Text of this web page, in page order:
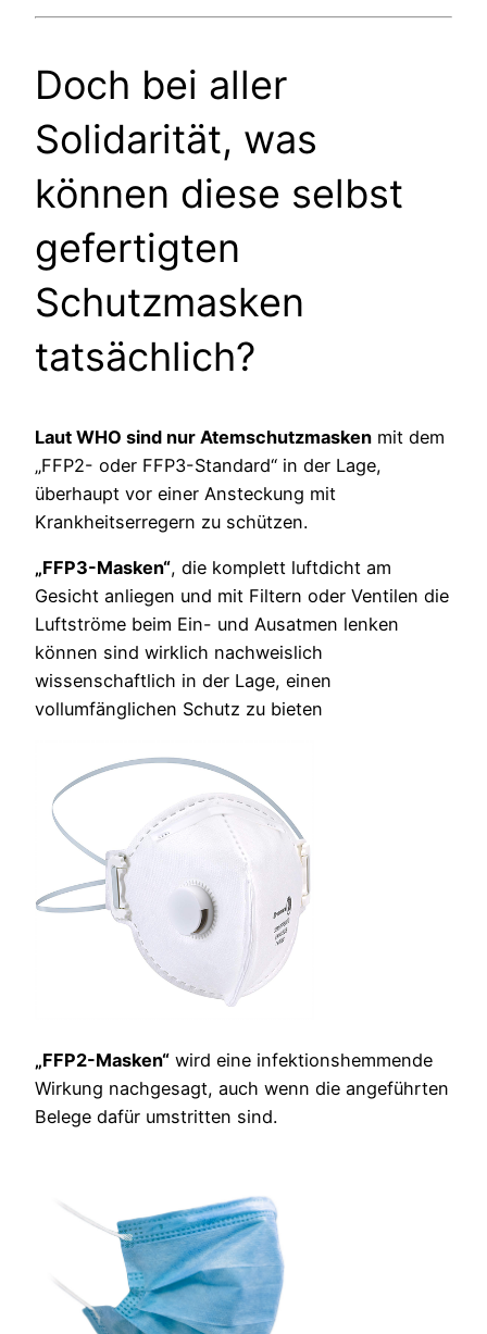
Doch bei aller
Solidarität, was
können diese selbst
gefertigten
Schutzmasken
tatsächlich?
Laut WHO sind nur Atemschutzmasken mit dem
„FFP2- oder FFP3-Standard“ in der Lage,
überhaupt vor einer Ansteckung mit
Krankheitserregern zu schützen.
„FFP3-Masken“, die komplett luftdicht am
Gesicht anliegen und mit Filtern oder Ventilen die
Luftströme beim Ein- und Ausatmen lenken
können sind wirklich nachweislich
wissenschaftlich in der Lage, einen
vollumfänglichen Schutz zu bieten
„FFP2-Masken“ wird eine infektionshemmende
Wirkung nachgesagt, auch wenn die angeführten
Belege dafür umstritten sind.